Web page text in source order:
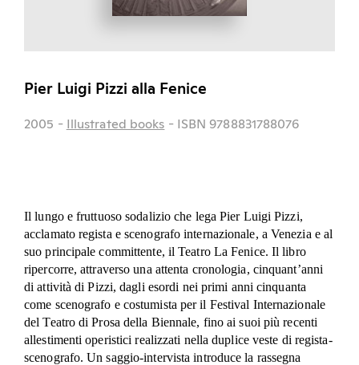
Pier Luigi Pizzi alla Fenice
2005 - Illustrated books - ISBN 9788831788076
Il lungo e fruttuoso sodalizio che lega Pier Luigi Pizzi,
acclamato regista e scenografo internazionale, a Venezia e al
suo principale committente, il Teatro La Fenice. Il libro
ripercorre, attraverso una attenta cronologia, cinquant’anni
di attività di Pizzi, dagli esordi nei primi anni cinquanta
come scenografo e costumista per il Festival Internazionale
del Teatro di Prosa della Biennale, fino ai suoi più recenti
allestimenti operistici realizzati nella duplice veste di regista-
scenografo. Un saggio-intervista introduce la rassegna